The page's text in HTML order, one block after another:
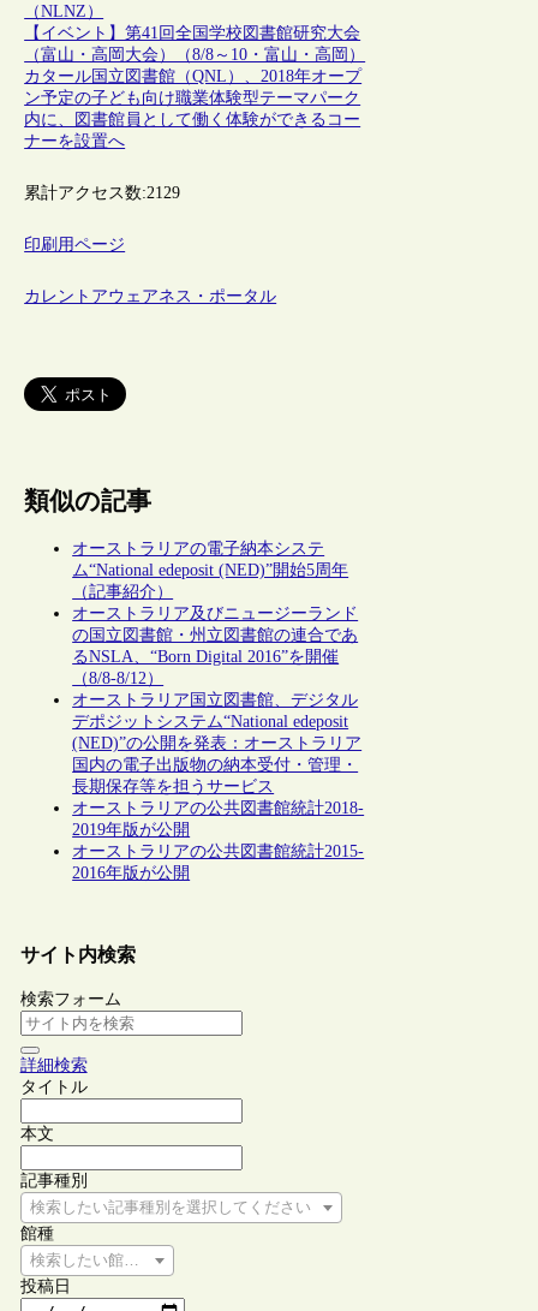
（NLNZ）
【イベント】第41回全国学校図書館研究大会
（富山・高岡大会）（8/8～10・富山・高岡）
カタール国立図書館（QNL）、2018年オープ
ン予定の子ども向け職業体験型テーマパーク
内に、図書館員として働く体験ができるコー
ナーを設置へ
累計アクセス数:2129
印刷用ページ
カレントアウェアネス・ポータル
類似の記事
オーストラリアの電子納本システ
ム“National edeposit (NED)”開始5周年
（記事紹介）
オーストラリア及びニュージーランド
の国立図書館・州立図書館の連合であ
るNSLA、“Born Digital 2016”を開催
（8/8-8/12）
オーストラリア国立図書館、デジタル
デポジットシステム“National edeposit
(NED)”の公開を発表：オーストラリア
国内の電子出版物の納本受付・管理・
長期保存等を担うサービス
オーストラリアの公共図書館統計2018-
2019年版が公開
オーストラリアの公共図書館統計2015-
2016年版が公開
サイト内検索
検索フォーム
詳細検索
タイトル
本文
記事種別
検索したい記事種別を選択してください
館種
検索したい館種を選択してください
投稿日